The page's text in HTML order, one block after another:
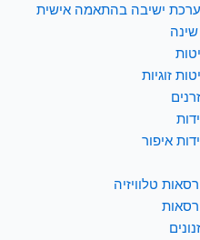
ישיבה בהתאמה אישית
זוגיות
איפור
טלוויזיה